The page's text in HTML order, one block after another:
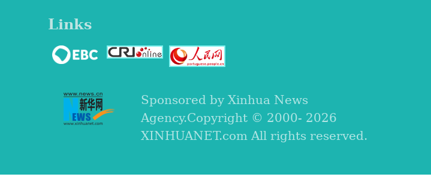
Links
Sponsored by Xinhua News
Agency.Copyright © 2000- 2026
XINHUANET.com All rights reserved.